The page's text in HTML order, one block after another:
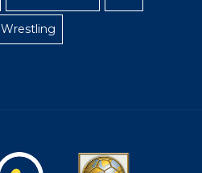
Wrestling